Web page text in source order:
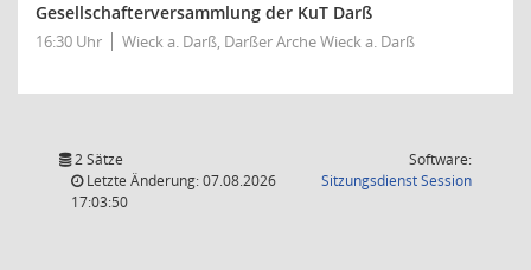
Gesellschafterversammlung der KuT Darß
16:30 Uhr Wieck a. Darß, Darßer Arche Wieck a. Darß
2 Sätze
Letzte Änderung: 07.08.2026
17:03:50
Software:
SitzungsdienstSession(Wird in